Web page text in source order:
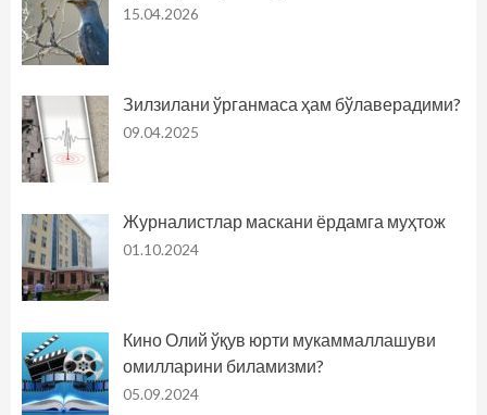
15.04.2026
Зилзилани ўрганмаса ҳам бўлаверадими?
09.04.2025
Журналистлар маскани ёрдамга муҳтож
01.10.2024
Кино Олий ўқув юрти мукаммаллашуви
омилларини биламизми?
05.09.2024